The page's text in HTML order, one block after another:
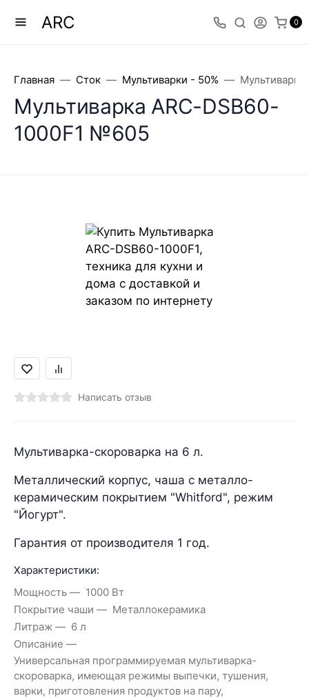
ARC 0
Главная Сток Мультиварки - 50%
Мультиварка ARC-DSB60-
1000F1 №605
Написать отзыв
Мультиварка-скороварка на 6 л.
Металлический корпус, чаша с металло-
керамическим покрытием "Whitford", режим
"Йогурт".
Гарантия от производителя 1 год.
Характеристики:
Мощность
1000 Вт
Покрытие чаши
Металлокерамика
Литраж
6 л
Описание
Универсальная программируемая мультиварка-
скороварка, имеющая режимы выпечки, тушения,
варки, приготовления продуктов на пару,